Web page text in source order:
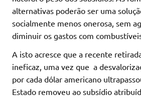
alternativas poderão ser uma
socialmente menos onerosa, sem
diminuir os gastos com
A isto acresce que a recente
ineficaz, uma vez que a
por cada dólar americano
Estado removeu ao subsídio